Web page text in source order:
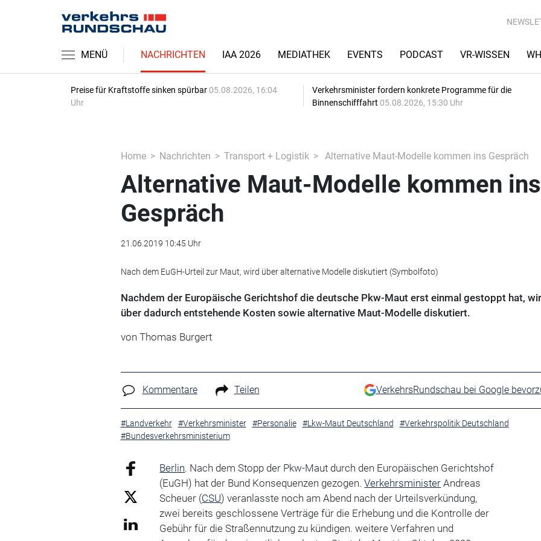
MENÜ NACHRICHTEN IAA 2026 MEDIATHEK EVENTS PODCAST VR-WISSEN
Preise für Kraftstoffe sinken spürbar 05.08.2026, 16:04
Uhr
Verkehrsminister fordern konkrete Programme für die
Binnenschifffahrt 05.08.2026, 15:30 Uhr
Home Nachrichten Transport + Logistik Alternative Maut-Modelle kommen ins Gespräch
Alternative Maut-Modelle kommen ins
Gespräch
21.06.2019 10:45 Uhr
Nach dem EuGH-Urteil zur Maut, wird über alternative Modelle diskutiert (Symbolfoto)
Nachdem der Europäische Gerichtshof die deutsche Pkw-Maut erst einmal gestoppt hat,
über dadurch entstehende Kosten sowie alternative Maut-Modelle diskutiert.
von Thomas Burgert
Kommentare Teilen VerkehrsRundschau bei Google
#Landverkehr #Verkehrsminister #Personalie #Lkw-Maut Deutschland
#Verkehrspolitik Deutschland
#Bundesverkehrsministerium
Berlin. Nach dem Stopp der Pkw-Maut durch den Europäischen Gerichtshof
(EuGH) hat der Bund Konsequenzen gezogen.Verkehrsminister Andreas
Scheuer (CSU) veranlasste noch am Abend nach der Urteilsverkündung,
zwei bereits geschlossene Verträge für die Erhebung und die Kontrolle der
Gebühr für die Straßennutzung zu kündigen. weitere Verfahren und